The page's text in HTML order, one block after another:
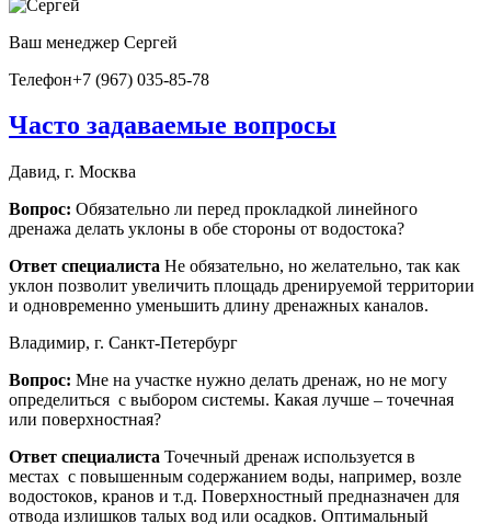
Ваш менеджер Сергей
Телефон+7 (967) 035-85-78
Часто задаваемые вопросы
Давид, г. Москва
Вопрос: Обязательно ли перед прокладкой линейного
дренажа делать уклоны в обе стороны от водостока?
Ответ специалиста Не обязательно, но желательно, так как
уклон позволит увеличить площадь дренируемой территории
и одновременно уменьшить длину дренажных каналов.
Владимир, г. Санкт-Петербург
Вопрос: Мне на участке нужно делать дренаж, но не могу
определиться с выбором системы. Какая лучше – точечная
или поверхностная?
Ответ специалиста Точечный дренаж используется в
местах с повышенным содержанием воды, например, возле
водостоков, кранов и т.д. Поверхностный предназначен для
отвода излишков талых вод или осадков. Оптимальный